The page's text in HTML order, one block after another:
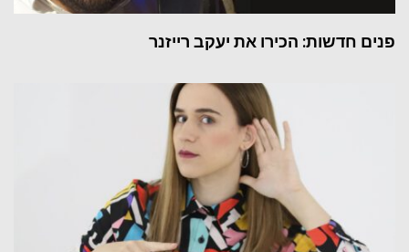
פנים חדשות: הכירו את יעקב רייזנר